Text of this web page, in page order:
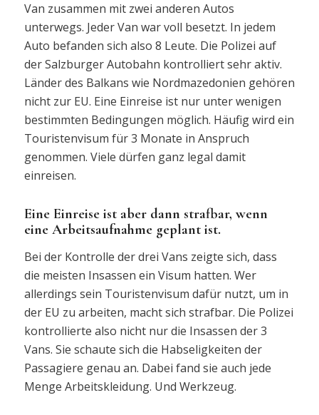
Van zusammen mit zwei anderen Autos
unterwegs. Jeder Van war voll besetzt. In jedem
Auto befanden sich also 8 Leute. Die Polizei auf
der Salzburger Autobahn kontrolliert sehr aktiv.
Länder des Balkans wie Nordmazedonien gehören
nicht zur EU. Eine Einreise ist nur unter wenigen
bestimmten Bedingungen möglich. Häufig wird ein
Touristenvisum für 3 Monate in Anspruch
genommen. Viele dürfen ganz legal damit
einreisen.
Eine Einreise ist aber dann strafbar, wenn
eine Arbeitsaufnahme geplant ist.
Bei der Kontrolle der drei Vans zeigte sich, dass
die meisten Insassen ein Visum hatten. Wer
allerdings sein Touristenvisum dafür nutzt, um in
der EU zu arbeiten, macht sich strafbar. Die Polizei
kontrollierte also nicht nur die Insassen der 3
Vans. Sie schaute sich die Habseligkeiten der
Passagiere genau an. Dabei fand sie auch jede
Menge Arbeitskleidung. Und Werkzeug.